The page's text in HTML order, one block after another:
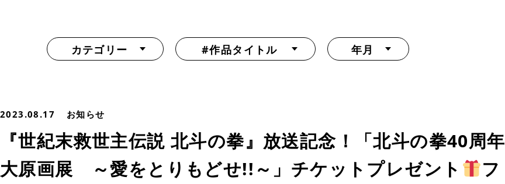
カテゴリー #作品タイトル 年月
2023.08.17 お知らせ
『世紀末救世主伝説 北斗の拳』放送記念！「北斗の拳40周年
大原画展 ～愛をとりもどせ!!～」チケットプレゼント
フ